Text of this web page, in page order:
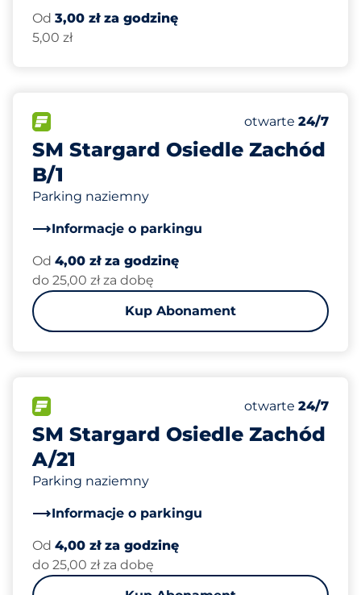
Od 3,00 zł za godzinę
5,00 zł
SM Stargard Osiedle Zachód
B/1
Parking naziemny
Informacje o parkingu
Liczba miejsc
Całkowita
Piątek&nbsp
otwarte 24/7
Od 4,00 zł za godzinę
do 25,00 zł za dobę
Kup Abonament
SM Stargard Osiedle Zachód
A/21
Parking naziemny
Informacje o parkingu
Liczba miejsc
Całkowita
Piątek&nbsp
otwarte 24/7
Od 4,00 zł za godzinę
do 25,00 zł za dobę